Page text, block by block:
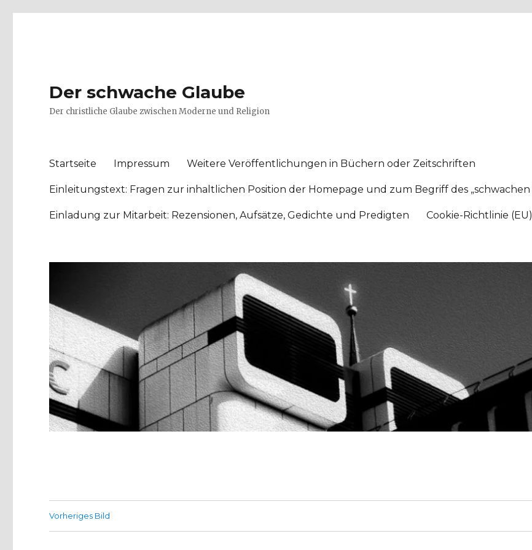
Der schwache Glaube
Der christliche Glaube zwischen Moderne und Religion
Startseite Impressum Weitere Veröffentlichungen in Büchern oder Zeitschriften
Einleitungstext: Fragen zur inhaltlichen Position der Homepage und zum Begriff des „schwachen
Einladung zur Mitarbeit: Rezensionen, Aufsätze, Gedichte und Predigten Cookie-Richtlinie (EU)
Vorheriges Bild